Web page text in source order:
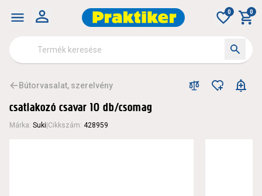
0 0
Bútorvasalat, szerelvény
csatlakozó csavar 10 db/csomag
Márka: Suki Cikkszám: 428959